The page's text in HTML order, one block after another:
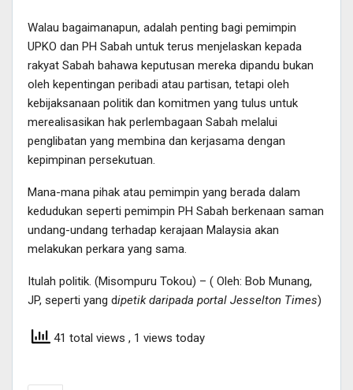
Walau bagaimanapun, adalah penting bagi pemimpin
UPKO dan PH Sabah untuk terus menjelaskan kepada
rakyat Sabah bahawa keputusan mereka dipandu bukan
oleh kepentingan peribadi atau partisan, tetapi oleh
kebijaksanaan politik dan komitmen yang tulus untuk
merealisasikan hak perlembagaan Sabah melalui
penglibatan yang membina dan kerjasama dengan
kepimpinan persekutuan.
Mana-mana pihak atau pemimpin yang berada dalam
kedudukan seperti pemimpin PH Sabah berkenaan saman
undang-undang terhadap kerajaan Malaysia akan
melakukan perkara yang sama.
Itulah politik. (Misompuru Tokou) – ( Oleh: Bob Munang,
JP, seperti yang dipetik daripada portal Jesselton Times)
41 total views , 1 views today